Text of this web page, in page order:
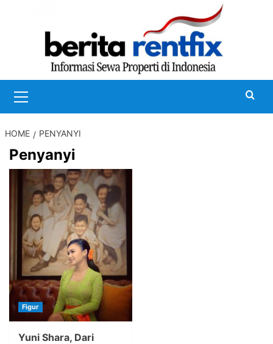
Menu
HOME PENYANYI
Penyanyi
Figur
Yuni Shara, Dari